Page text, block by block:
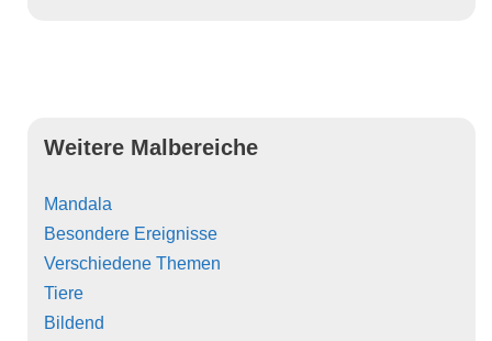
Weitere Malbereiche
Mandala
Besondere Ereignisse
Verschiedene Themen
Tiere
Bildend